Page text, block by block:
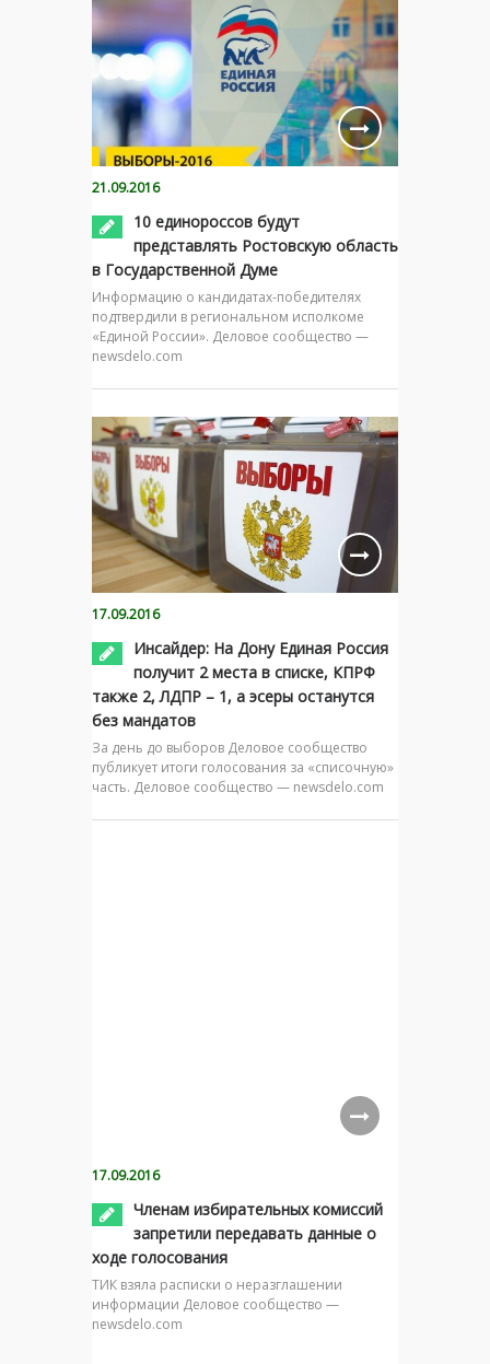
21.09.2016
10 единороссов будут
представлять Ростовскую область
в Государственной Думе
Информацию о кандидатах-победителях
подтвердили в региональном исполкоме
«Единой России». Деловое сообщество —
newsdelo.com
17.09.2016
Инсайдер: На Дону Единая Россия
получит 2 места в списке, КПРФ
также 2, ЛДПР – 1, а эсеры останутся
без мандатов
За день до выборов Деловое сообщество
публикует итоги голосования за «списочную»
часть. Деловое сообщество — newsdelo.com
17.09.2016
Членам избирательных комиссий
запретили передавать данные о
ходе голосования
ТИК взяла расписки о неразглашении
информации Деловое сообщество —
newsdelo.com